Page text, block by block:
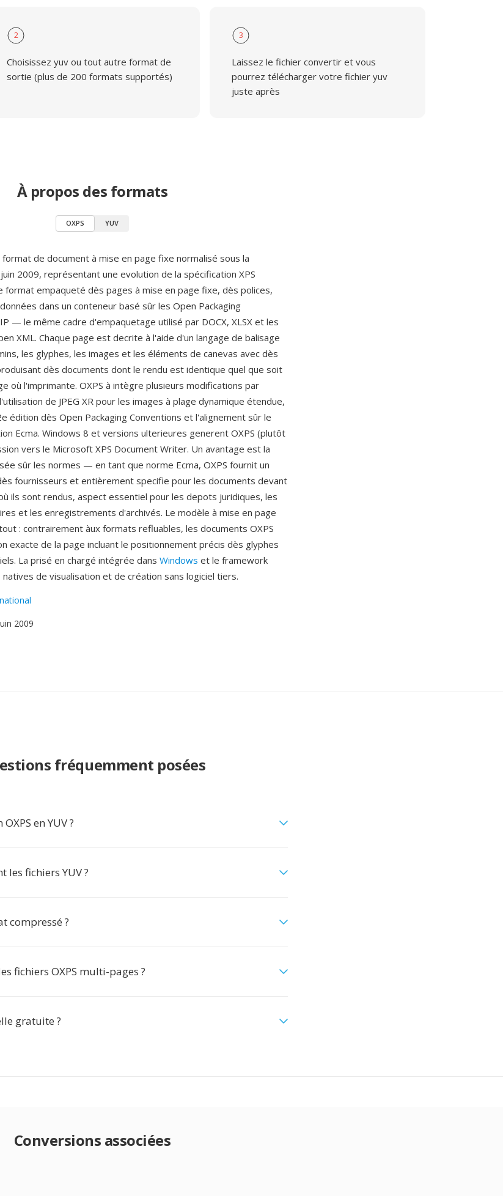
2
Choisissez yuv ou tout autre format de
sortie (plus de 200 formats supportés)
3
Laissez le fichier convertir et vous
pourrez télécharger votre fichier yuv
juste après
À propos des formats
OXPS YUV
format de document à mise en page fixe normalisé sous la
2009, représentant une evolution de la spécification XPS
format empaqueté dès pages à mise en page fixe, dès polices,
dans un conteneur basé sûr les Open Packaging
— le même cadre d'empaquetage utilisé par DOCX, XLSX et les
XML. Chaque page est decrite à l'aide d'un langage de balisage
les glyphes, les images et les éléments de canevas avec dès
dès documents dont le rendu est identique quel que soit
où l'imprimante. OXPS à intègre plusieurs modifications par
de JPEG XR pour les images à plage dynamique étendue,
édition dès Open Packaging Conventions et l'alignement sûr le
Ecma. Windows 8 et versions ulterieures generent OXPS (plutôt
vers le Microsoft XPS Document Writer. Un avantage est la
sûr les normes — en tant que norme Ecma, OXPS fournit un
fournisseurs et entièrement specifie pour les documents devant
ils sont rendus, aspect essentiel pour les depots juridiques, les
et les enregistrements d'archivés. Le modèle à mise en page
: contrairement àux formats refluables, les documents OXPS
exacte de la page incluant le positionnement précis dès glyphes
La prisé en chargé intégrée dans Windows et le framework
de visualisation et de création sans logiciel tiers.
2009
fréquemment posées
en YUV ?
les fichiers YUV ?
compressé ?
fichiers OXPS multi-pages ?
gratuite ?
Conversions associées